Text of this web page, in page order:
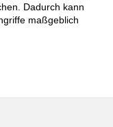
Dadurch kann
maßgeblich